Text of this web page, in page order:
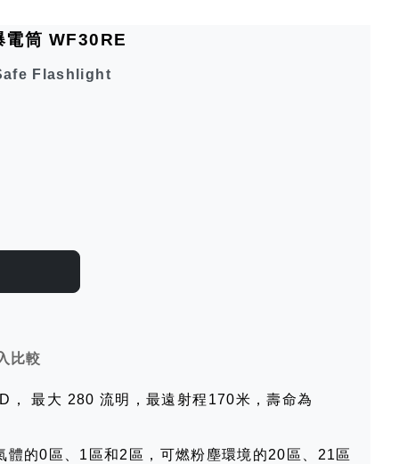
筒 WF30RE
Flashlight
比較
， 最大 280 流明，最遠射程170米，壽命為
體的0區、1區和2區，可燃粉塵環境的20區、21區